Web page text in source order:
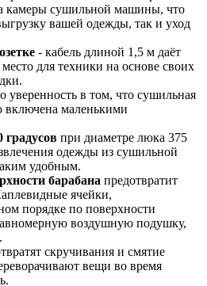
камеры сушильной машины, что
вашей одежды, так и уход
- кабель длиной 1,5 м даёт
для техники на основе своих
уверенность в том, что сушильная
включена маленькими
при диаметре люка 375
одежды из сушильной
удобным.
барабана предотвратит
ячейки,
порядке по поверхности
воздушную подушку,
скручивания и смятие
вещи во время